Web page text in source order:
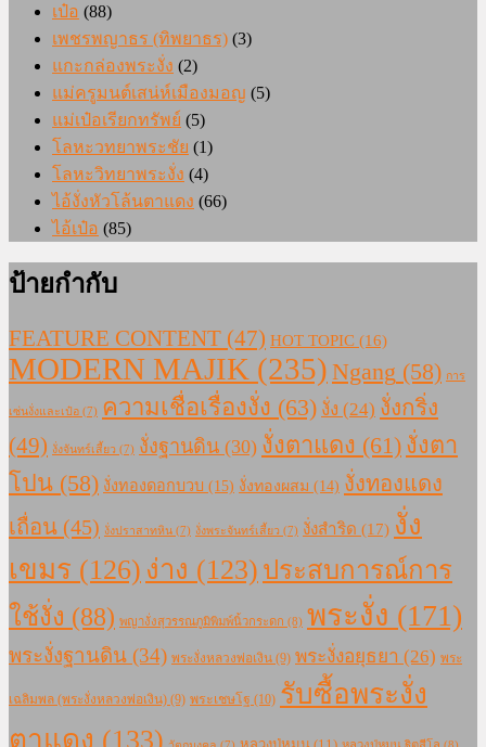
เป๋อ (88)
เพชรพญาธร (ทิพยาธร) (3)
แกะกล่องพระงั่ง (2)
แม่ครูมนต์เสน่ห์เมืองมอญ (5)
แม่เป๋อเรียกทรัพย์ (5)
โลหะวทยาพระชัย (1)
โลหะวิทยาพระงั่ง (4)
ไอ้งั่งหัวโล้นตาแดง (66)
ไอ้เป๋อ (85)
ป้ายกำกับ
FEATURE CONTENT (47) HOT TOPIC (16)
MODERN MAJIK (235) Ngang (58) การ
เซ่นงั่งและเป๋อ (7) ความเชื่อเรื่องงั่ง (63) งั่ง (24) งั่งกริ่ง
(49) งั่งจันทร์เสี้ยว (7) งั่งฐานดิน (30) งั่งตาแดง (61) งั่งตา
โปน (58) งั่งทองดอกบวบ (15) งั่งทองผสม (14) งั่งทองแดง
เถื่อน (45) งั่งปราสาทหิน (7) งั่งพระจันทร์เสี้ยว (7) งั่งสำริด (17) งั่ง
เขมร (126) ง่าง (123) ประสบการณ์การ
ใช้งั่ง (88) พญางั่งสุวรรณภูมิพิมพ์นิ้วกระดก (8) พระงั่ง (171)
พระงั่งฐานดิน (34) พระงั่งหลวงพ่อเงิน (9) พระงั่งอยุธยา (26) พระ
เฉลิมพล (พระงั่งหลวงพ่อเงิน) (9) พระเชษโฐ (10) รับซื้อพระงั่ง
ตาแดง (133)